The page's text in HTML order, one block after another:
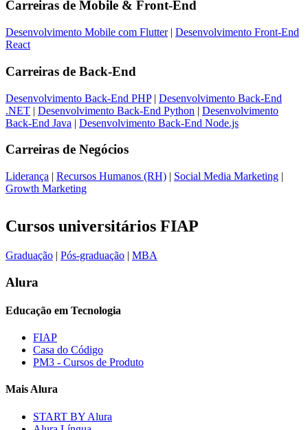
Carreiras de Mobile & Front-End
Desenvolvimento Mobile com Flutter| Desenvolvimento Front-End
React
Carreiras de Back-End
Desenvolvimento Back-End PHP| Desenvolvimento Back-End
.NET | Desenvolvimento Back-End Python | Desenvolvimento
Back-End Java | Desenvolvimento Back-End Node.js
Carreiras de Negócios
Liderança | Recursos Humanos (RH) | Social Media Marketing |
Growth Marketing
Cursos universitários FIAP
Graduação | Pós-graduação | MBA
Alura
Educação em Tecnologia
FIAP
Casa do Código
PM3 - Cursos de Produto
Mais Alura
START BY Alura